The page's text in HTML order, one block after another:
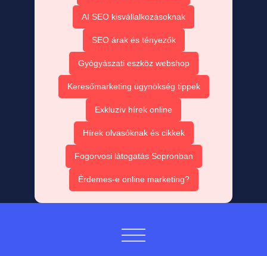
AI SEO kisvállalkozásoknak
SEO árak és tényezők
Gyógyászati eszköz webshop
Keresőmarketing ügynökség tippek
Exkluzív hírek online
Hírek olvasóknak és cikkek
Fogorvosi látogatás Sopronban
Érdemes-e online marketing?